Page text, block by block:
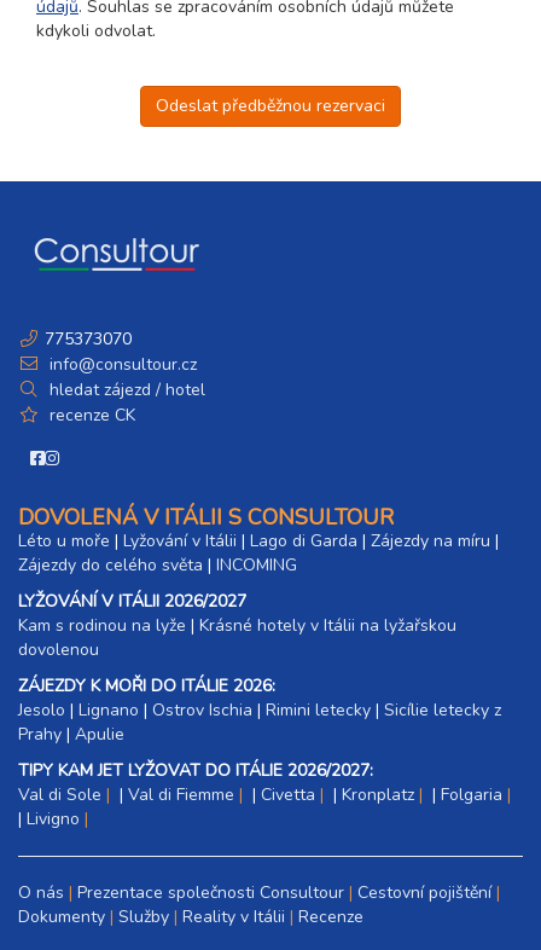
údajů. Souhlas se zpracováním osobních údajů můžete
kdykoli odvolat.
Odeslat předběžnou rezervaci
775373070
info@consultour.cz
hledat zájezd / hotel
recenze CK
DOVOLENÁ V ITÁLII S CONSULTOUR
Léto u moře | Lyžování v Itálii | Lago di Garda | Zájezdy na míru |
Zájezdy do celého světa | INCOMING
LYŽOVÁNÍ V ITÁLII 2026/2027
Kam s rodinou na lyže |​ Krásné hotely v Itálii na lyžařskou
dovolenou
ZÁJEZDY K MOŘI DO ITÁLIE 2026:
Jesolo | Lignano | Ostrov Ischia | Rimini letecky | Sicílie letecky z
Prahy | Apulie
TIPY KAM JET LYŽOVAT DO ITÁLIE 2026/2027:
Val di Sole
| Val di Fiemme | Civetta | Kronplatz | Folgaria
| Livigno
O nás Prezentace společnosti Consultour Cestovní pojištění
Dokumenty Služby Reality v Itálii Recenze